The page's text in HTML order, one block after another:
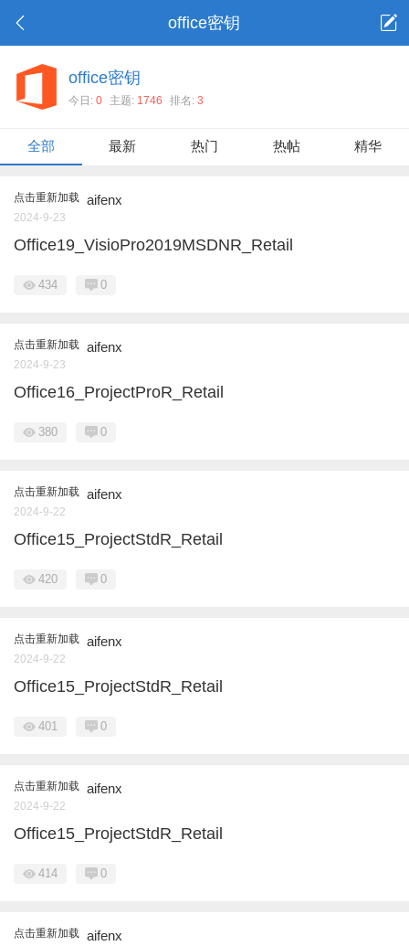
office密钥
office密钥
今日: 0 主题: 1746 排名: 3
全部 最新 热门 热帖 精华
点击重新加载 aifenx
2024-9-23
Office19_VisioPro2019MSDNR_Retail
434 0
点击重新加载 aifenx
2024-9-23
Office16_ProjectProR_Retail
380 0
点击重新加载 aifenx
2024-9-22
Office15_ProjectStdR_Retail
420 0
点击重新加载 aifenx
2024-9-22
Office15_ProjectStdR_Retail
401 0
点击重新加载 aifenx
2024-9-22
Office15_ProjectStdR_Retail
414 0
点击重新加载 aifenx